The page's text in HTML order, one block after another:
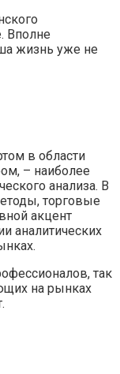
Вполне
жизнь уже не
в области
– наиболее
анализа. В
торговые
акцент
аналитических
так
на рынках